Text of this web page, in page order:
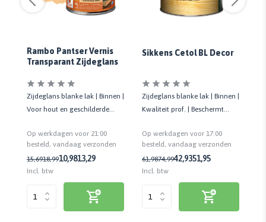
Rambo Pantser Vernis
Transparant Zijdeglans
Zijdeglans blanke lak | Binnen |
Voor hout en geschilderde
Op werkdagen voor 21:00
besteld, vandaag verzonden
15,6918,9910,9813,29
Incl. btw
Sikkens Cetol BL Decor
Zijdeglans blanke lak | Binnen |
Kwaliteit prof. | Beschermt
Op werkdagen voor 17:00
besteld, vandaag verzonden
61,9874,9942,9351,95
Incl. btw